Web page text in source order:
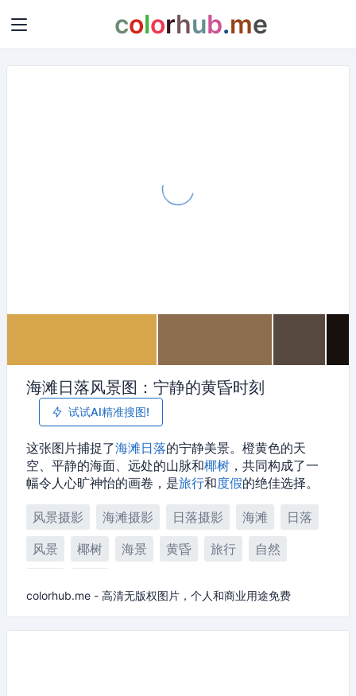
colorhub.me
海滩日落风景图：宁静的黄昏时刻
试试AI精准搜图!
这张图片捕捉了海滩日落的宁静美景。橙黄色的天
空、平静的海面、远处的山脉和椰树 ，共同构成了一
幅令人心旷神怡的画卷，是旅行和度假的绝佳选择。
风景摄影 海滩摄影 日落摄影 海滩
日落
风景
椰树 海景 黄昏 旅行
自然
colorhub.me - 高清无版权图片，个人和商业用途免费